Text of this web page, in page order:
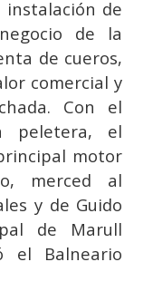
de
de la
de cueros,
comercial y
Con el
peletera, el
motor
merced al
y de Guido
de Marull
el Balneario